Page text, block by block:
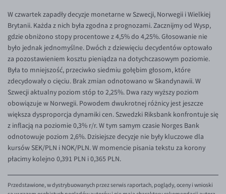
EUR/RON
EUR/SGD
EUR/TRY
EUR/ZAR
GBP/USD
USD/CHF
GBP/CHF
W czwartek zapadły decyzje monetarne w Szwecji, Norwegii i Wielkiej
Brytanii. Każda z nich była zgodna z prognozami. Zacznijmy od Wysp,
gdzie obniżono stopy procentowe z 4,5% do 4,25%. Głosowanie nie
było jednak jednomyślne. Dwóch z dziewięciu decydentów optowało
za pozostawieniem kosztu pieniądza na dotychczasowym poziomie.
Była to mniejszość, przeciwko siedmiu gołębim głosom, które
zdecydowały o cięciu. Brak zmian odnotowano w Skandynawii. W
Szwecji aktualny poziom stóp to 2,25%. Dwa razy wyższy poziom
obowiązuje w Norwegii. Powodem dwukrotnej różnicy jest jeszcze
większa dysproporcja dynamiki cen. Szwedzki Riksbank konfrontuje się
z inflacją na poziomie 0,3% r/r. W tym samym czasie Norges Bank
odnotowuje poziom 2,6%. Dzisiejsze decyzje nie były kluczowe dla
kursów SEK/PLN i NOK/PLN. W momencie pisania tekstu za korony
płacimy kolejno 0,391 PLN i 0,365 PLN.
Przedstawione, w dystrybuowanych przez serwis raportach, poglądy, oceny i wnioski